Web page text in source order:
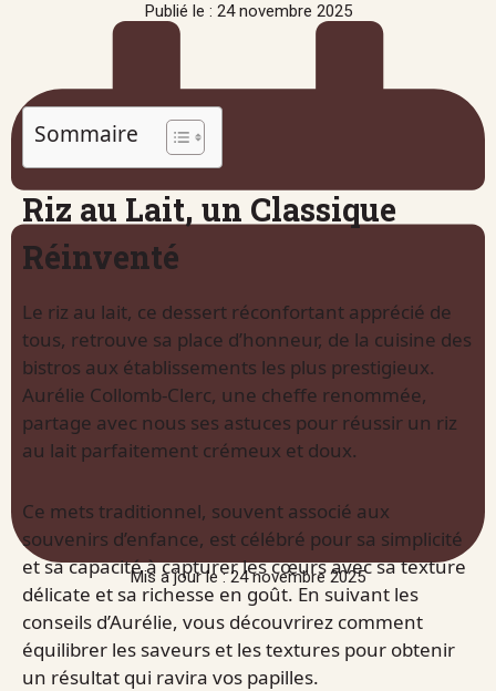
Publié le : 24 novembre 2025
Mis à jour le : 24 novembre 2025
Sommaire
Riz au Lait, un Classique
Réinventé
Le riz au lait, ce dessert réconfortant apprécié de
tous, retrouve sa place d’honneur, de la cuisine des
bistros aux établissements les plus prestigieux.
Aurélie Collomb-Clerc, une cheffe renommée,
partage avec nous ses astuces pour réussir un riz
au lait parfaitement crémeux et doux.
Ce mets traditionnel, souvent associé aux
souvenirs d’enfance, est célébré pour sa simplicité
et sa capacité à capturer les cœurs avec sa texture
délicate et sa richesse en goût. En suivant les
conseils d’Aurélie, vous découvrirez comment
équilibrer les saveurs et les textures pour obtenir
un résultat qui ravira vos papilles.